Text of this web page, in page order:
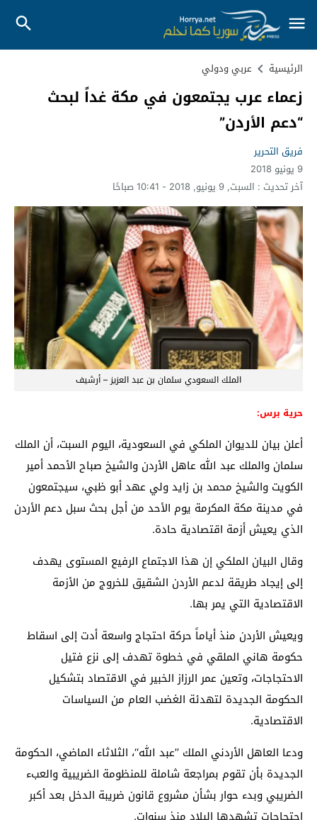
الرئيسية عربي ودولي
زعماء عرب يجتمعون في مكة غداً لبحث
“دعم الأردن”
فريق التحرير
9 يونيو 2018
آخر تحديث : السبت, 9 يونيو, 2018 - 10:41 صباحًا
الملك السعودي سلمان بن عبد العزيز – أرشيف
حرية برس:
أعلن بيان للديوان الملكي في السعودية، اليوم السبت، أن الملك
سلمان والملك عبد الله عاهل الأردن والشيخ صباح الأحمد أمير
الكويت والشيخ محمد بن زايد ولي عهد أبو ظبي، سيجتمعون
في مدينة مكة المكرمة يوم الأحد من أجل بحث سبل دعم الأردن
الذي يعيش أزمة اقتصادية حادة.
وقال البيان الملكي إن هذا الاجتماع الرفيع المستوى يهدف
إلى إيجاد طريقة لدعم الأردن الشقيق للخروج من الأزمة
الاقتصادية التي يمر بها.
ويعيش الأردن منذ أياماً حركة احتجاج واسعة أدت إلى اسقاط
حكومة هاني الملقي في خطوة تهدف إلى نزع فتيل
الاحتجاجات، وتعين عمر الرزاز الخبير في الاقتصاد بتشكيل
الحكومة الجديدة لتهدئة الغضب العام من السياسات
الاقتصادية.
ودعا العاهل الأردني الملك ’’عبد الله‘‘، الثلاثاء الماضي، الحكومة
الجديدة بأن تقوم بمراجعة شاملة للمنظومة الضريبية والعبء
الضريبي وبدء حوار بشأن مشروع قانون ضريبة الدخل بعد أكبر